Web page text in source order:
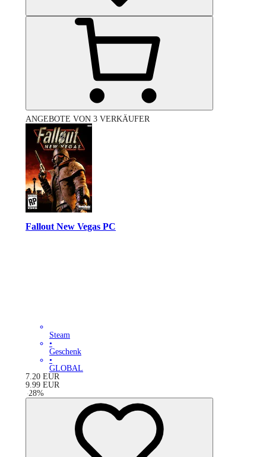
ANGEBOTE VON 3 VERKÄUFER
Fallout New Vegas PC
Steam
•
Geschenk
•
GLOBAL
7.20 EUR
9.99 EUR
-28%